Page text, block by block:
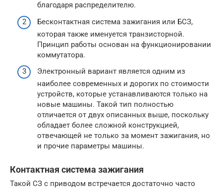
благодаря распределителю.
Бесконтактная система зажигания или БСЗ,
которая также именуется транзисторной.
Принцип работы основан на функционировании
коммутатора.
Электронный вариант является одним из
наиболее современных и дорогих по стоимости
устройств, которые устанавливаются только на
новые машины. Такой тип полностью
отличается от двух описанных выше, поскольку
обладает более сложной конструкцией,
отвечающей не только за момент зажигания, но
и прочие параметры машины.
Контактная система зажигания
Такой СЗ с приводом встречается достаточно часто